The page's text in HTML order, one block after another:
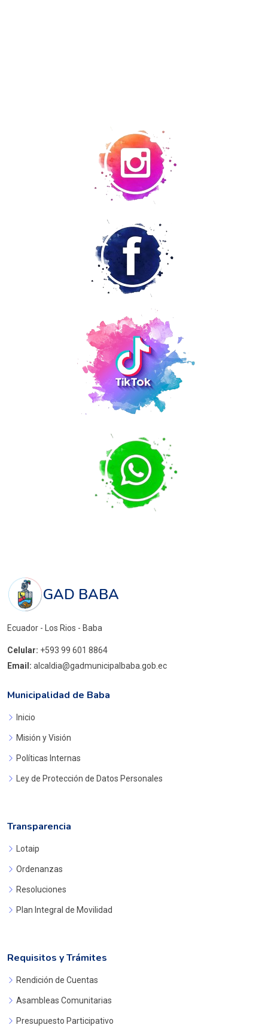
GAD BABA
Ecuador - Los Rios - Baba
Celular: +593 99 601 8864
Email: alcaldia@gadmunicipalbaba.gob.ec
Municipalidad de Baba
Inicio
Misión y Visión
Políticas Internas
Ley de Protección de Datos Personales
Transparencia
Lotaip
Ordenanzas
Resoluciones
Plan Integral de Movilidad
Requisitos y Trámites
Rendición de Cuentas
Asambleas Comunitarias
Presupuesto Participativo